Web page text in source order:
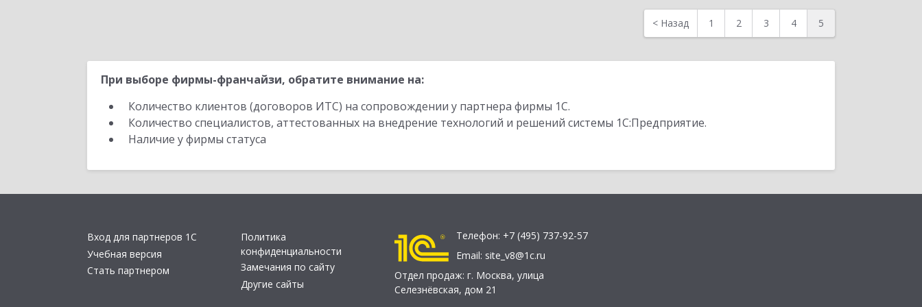
< Назад 1 2 3 4 5
При выборе фирмы-франчайзи, обратите внимание на:
Количество клиентов (договоров ИТС) на сопровождении у партнера фирмы 1С.
Количество специалистов, аттестованных на внедрение технологий и решений системы 1С:Предприятие.
Наличие у фирмы статуса
Вход для партнеров 1С
Учебная версия
Стать партнером
Политика
конфиденциальности
Замечания по сайту
Другие сайты
Телефон: +7 (495) 737-92-57
Email: site_v8@1c.ru
Отдел продаж: г. Москва, улица
Селезнёвская, дом 21